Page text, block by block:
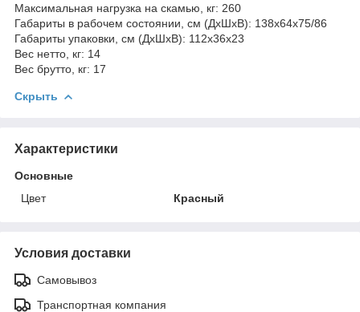
Максимальная нагрузка на скамью, кг: 260
Габариты в рабочем состоянии, см (ДхШхВ): 138х64х75/86
Габариты упаковки, см (ДхШхВ): 112х36х23
Вес нетто, кг: 14
Вес брутто, кг: 17
Скрыть
Характеристики
Основные
Цвет
Красный
Условия доставки
Самовывоз
Транспортная компания